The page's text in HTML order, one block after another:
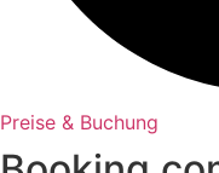
Preise & Buchung